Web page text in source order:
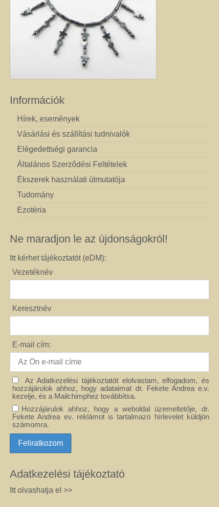
Információk
Hírek, események
Vásárlási és szállítási tudnivalók
Elégedettségi garancia
Általános Szerződési Feltételek
Ékszerek használati útmutatója
Tudomány
Ezotéria
Ne maradjon le az újdonságokról!
Itt kérhet tájékoztatót (eDM):
Vezetéknév
Keresztnév
E-mail cím:
Az Adatkezelési tájékoztatót elolvastam, elfogadom, és
hozzájárulok ahhoz, hogy adataimat dr. Fekete Andrea e.v.
kezelje, és a Mailchimphez továbbítsa.
Hozzájárulok ahhoz, hogy a weboldal üzemeltetője, dr.
Fekete Andrea ev. reklámot is tartalmazó hírlevelet küldjön
számomra.
Adatkezelési tájékoztató
Itt olvashatja el >>